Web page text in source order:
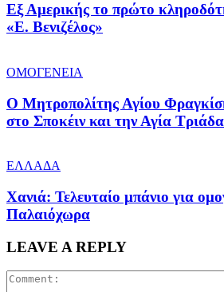
Εξ Αμερικής το πρώτο
«Ε. Βενιζέλος»
ΟΜΟΓΕΝΕΙΑ
Ο Μητροπολίτης Αγίου
στο Σποκέιν και την Αγία Τριάδα
ΕΛΛΑΔΑ
Χανιά: Τελευταίο μπάνιο για
Παλαιόχωρα
LEAVE A REPLY